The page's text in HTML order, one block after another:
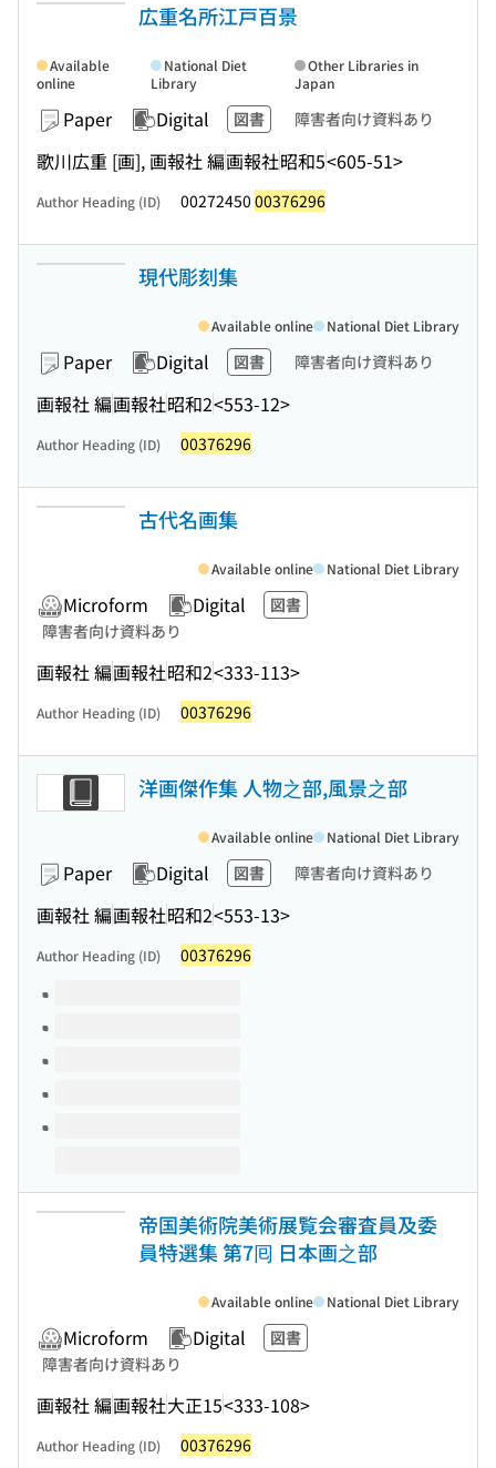
広重名所江戸百景
Paper Digital 図書 障害者向け資料あり
歌川広重 [画], 画報社 編画報社昭和5<605-51>
Available
online
National Diet
Library
Other Libraries in
Japan
Author Heading (ID) 00272450 00376296
現代彫刻集
Paper Digital 図書 障害者向け資料あり
画報社 編画報社昭和2<553-12>
Available online National Diet Library
Author Heading (ID) 00376296
古代名画集
Microform Digital
図書
障害者向け資料あり
画報社 編画報社昭和2<333-113>
Available online National Diet Library
Author Heading (ID) 00376296
洋画傑作集 人物之部,風景之部
Paper Digital 図書 障害者向け資料あり
画報社 編画報社昭和2<553-13>
Available online National Diet Library
Author Heading (ID) 00376296
Volumes of this title
帝国美術院美術展覧会審査員及委
員特選集 第7囘 日本画之部
Microform Digital
図書
障害者向け資料あり
画報社 編画報社大正15<333-108>
Available online National Diet Library
Author Heading (ID) 00376296